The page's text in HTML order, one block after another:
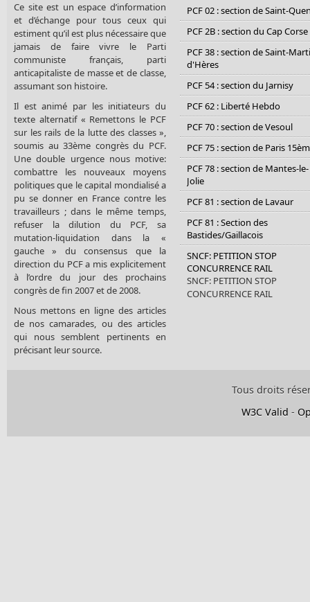
Ce site est un espace d’information
et d’échange pour tous ceux qui
estiment qu’il est plus nécessaire que
jamais de faire vivre le Parti
communiste français, parti
anticapitaliste de masse et de classe,
assumant son histoire.
Il est animé par les initiateurs du
texte alternatif « Remettons le PCF
sur les rails de la lutte des classes »,
soumis au 33ème congrès du PCF.
Une double urgence nous motive:
combattre les nouveaux moyens
politiques que le capital mondialisé a
pu se donner en France contre les
travailleurs ; dans le même temps,
refuser la dilution du PCF, sa
mutation-liquidation dans la «
gauche » du consensus que la
direction du PCF a mis explicitement
à l’ordre du jour des prochains
congrès de fin 2007 et de 2008.
Nous mettons en ligne des articles
de nos camarades, ou des articles
qui nous semblent pertinents en
précisant leur source.
PCF 02 : section de Saint-
PCF 2B : section du Cap Corse
PCF 38 : section de Saint-
d'Hères
PCF 54 : section du Jarnisy
PCF 62 : Liberté Hebdo
PCF 70 : section de Vesoul
PCF 75 : section de Paris
PCF 78 : section de Mantes-le-
Jolie
PCF 81 : section de Lavaur
PCF 81 : Section des
Bastides/Gaillacois
SNCF: PETITION STOP
CONCURRENCE RAIL
SNCF: PETITION STOP
CONCURRENCE RAIL
Tous droits
W3C Valid -